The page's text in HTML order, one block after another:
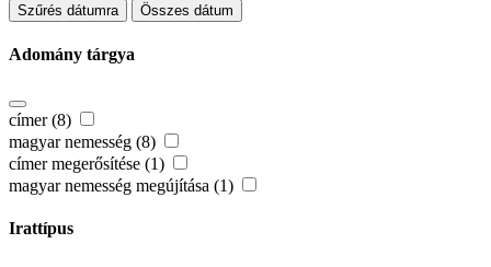
Szűrés dátumra Összes dátum
Adomány tárgya
címer (8)
magyar nemesség (8)
címer megerősítése (1)
magyar nemesség megújítása (1)
Irattípus